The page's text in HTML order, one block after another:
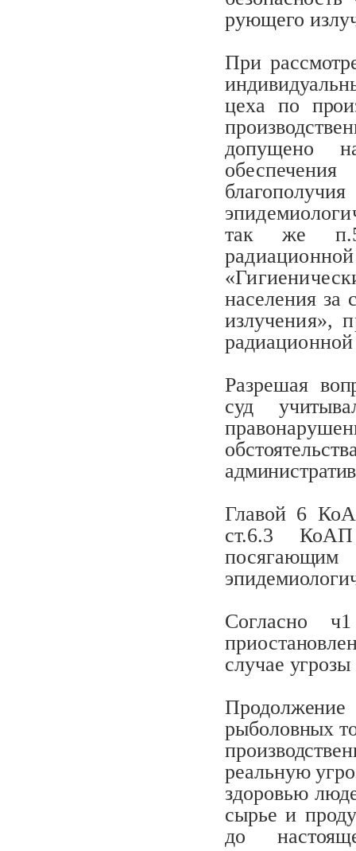
рующего
При
цеха по
допущено
так же
населения за
излучения»,
Разрешая
суд
Главой 6
ст.6.3
Согласно
случае
рыболовных
реальную
здоровью
сырье и
до